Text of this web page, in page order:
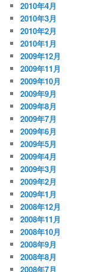
2010年4月
2010年3月
2010年2月
2010年1月
2009年12月
2009年11月
2009年10月
2009年9月
2009年8月
2009年7月
2009年6月
2009年5月
2009年4月
2009年3月
2009年2月
2009年1月
2008年12月
2008年11月
2008年10月
2008年9月
2008年8月
2008年7月